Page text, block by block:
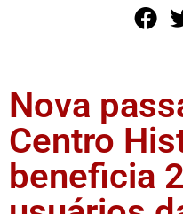
Nova
Centro
beneficia